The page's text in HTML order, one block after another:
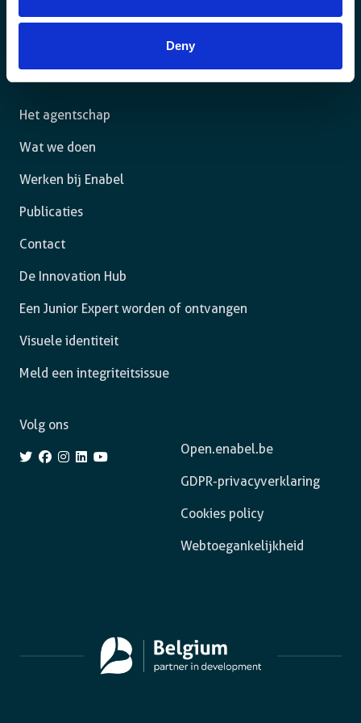
Deny
Voor een duurzame wereld waar mensen in een
rechtsstaat leven en de vrijheid hebben om zich ten
Het agentschap
Wat we doen
Werken bij Enabel
Publicaties
Contact
De Innovation Hub
Een Junior Expert worden of ontvangen
Visuele identiteit
Meld een integriteitsissue
Open.enabel.be
GDPR-privacyverklaring
Cookies policy
Webtoegankelijkheid
Volg ons